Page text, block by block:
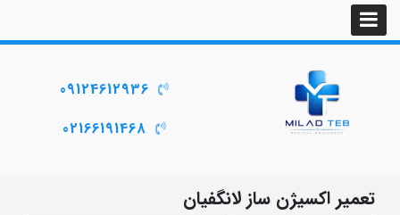
09124612936
02166191468
تعمیر اکسیژن ساز لانگفیان